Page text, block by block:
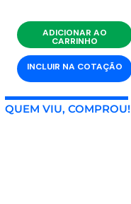
ADICIONAR AO
CARRINHO
INCLUIR NA COTAÇÃO
QUEM VIU, COMPROU!